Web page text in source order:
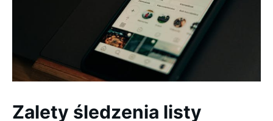
Zalety śledzenia listy